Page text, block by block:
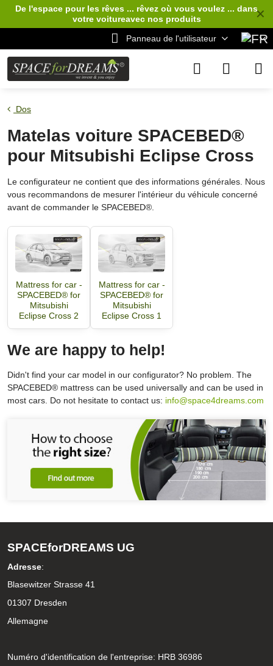
✕
De l'espace pour les rêves ... rêvez où vous voulez ... dans
votre voitureavec nos produits
Panneau de l'utilisateur
Dos
Matelas voiture SPACEBED®
pour Mitsubishi Eclipse Cross
Le configurateur ne contient que des informations générales. Nous
vous recommandons de mesurer l'intérieur du véhicule concerné
avant de commander le SPACEBED®.
Mattress for car -
SPACEBED® for
Mitsubishi
Eclipse Cross 2
Mattress for car -
SPACEBED® for
Mitsubishi
Eclipse Cross 1
We are happy to help!
Didn't find your car model in our configurator? No problem. The
SPACEBED® mattress can be used universally and can be used in
most cars. Do not hesitate to contact us: info@space4dreams.com
SPACEforDREAMS UG
Adresse:
Blasewitzer Strasse 41
01307 Dresden
Allemagne
Numéro d'identification de l'entreprise: HRB 36986